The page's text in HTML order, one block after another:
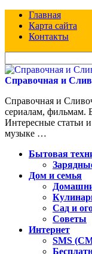
Главная
Карта сайта
Контакты
для:
Справочная и
Справочная и
сериалам, фильмам.
Интересные статьи
музыке …
Бытовая
Дом и семья
Сад и
Советы
Интернет
SMS